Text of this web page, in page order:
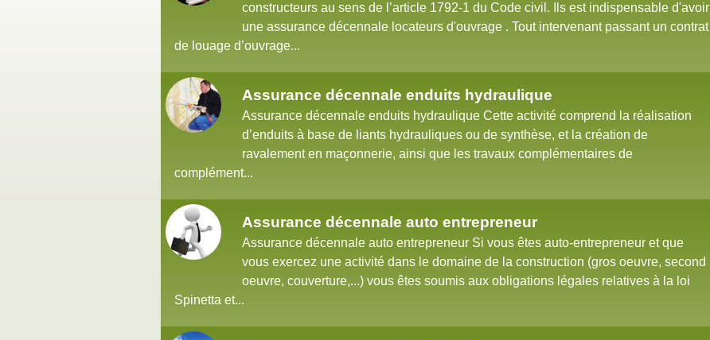
constructeurs au sens de l’article 1792-1 du Code civil. Ils est indispensable d'avoir
une assurance décennale locateurs d'ouvrage . Tout intervenant passant un contrat
de louage d’ouvrage...
Assurance décennale enduits hydraulique
Assurance décennale enduits hydraulique Cette activité comprend la réalisation
d’enduits à base de liants hydrauliques ou de synthèse, et la création de
ravalement en maçonnerie, ainsi que les travaux complémentaires de
complément...
Assurance décennale auto entrepreneur
Assurance décennale auto entrepreneur Si vous êtes auto-entrepreneur et que
vous exercez une activité dans le domaine de la construction (gros oeuvre, second
oeuvre, couverture,...) vous êtes soumis aux obligations légales relatives à la loi
Spinetta et...